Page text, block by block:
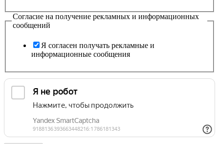
Согласие на получение рекламных и информационных
сообщений
Я согласен получать рекламные и
информационные сообщения